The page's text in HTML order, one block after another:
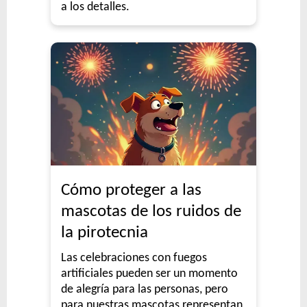
a los detalles.
Cómo proteger a las
mascotas de los ruidos de
la pirotecnia
Las celebraciones con fuegos
artificiales pueden ser un momento
de alegría para las personas, pero